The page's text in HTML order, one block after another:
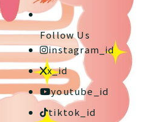
Follow Us
instagram_id
x_id
youtube_id
tiktok_id